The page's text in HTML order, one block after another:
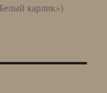
карлик»)